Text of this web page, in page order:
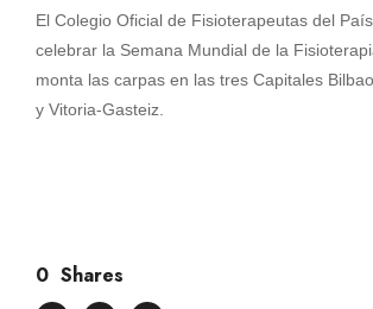
El Colegio Oficial de Fisioterapeutas del
celebrar la Semana Mundial de la
monta las carpas en las tres Capitales
y Vitoria-Gasteiz.
0 Shares